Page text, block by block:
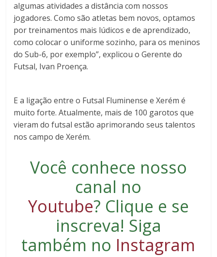
algumas atividades a distância com nossos
jogadores. Como são atletas bem novos, optamos
por treinamentos mais lúdicos e de aprendizado,
como colocar o uniforme sozinho, para os meninos
do Sub-6, por exemplo”, explicou o Gerente do
Futsal, Ivan Proença.
E a ligação entre o Futsal Fluminense e Xerém é
muito forte. Atualmente, mais de 100 garotos que
vieram do futsal estão aprimorando seus talentos
nos campo de Xerém.
Você conhece nosso
canal no
Youtube? Clique e se
inscreva! Siga
também no Instagram